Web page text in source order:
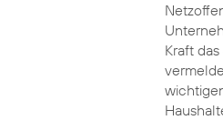
Kraft